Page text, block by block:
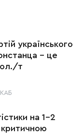
українського
– це
т
на 1–2
критичною